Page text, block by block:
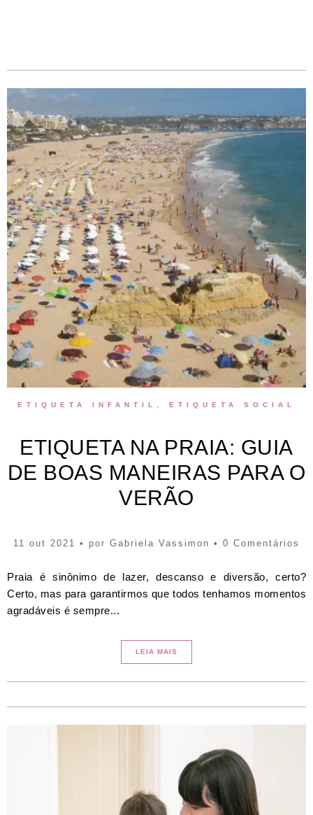
ETIQUETA INFANTIL ETIQUETA SOCIAL
ETIQUETA NA PRAIA: GUIA
DE BOAS MANEIRAS PARA O
VERÃO
11 out 2021 • por Gabriela Vassimon • 0 Comentários
Praia é sinônimo de lazer, descanso e diversão, certo?
Certo, mas para garantirmos que todos tenhamos momentos
agradáveis é sempre...
LEIA MAIS